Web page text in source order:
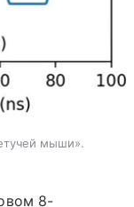
мыши».
8-